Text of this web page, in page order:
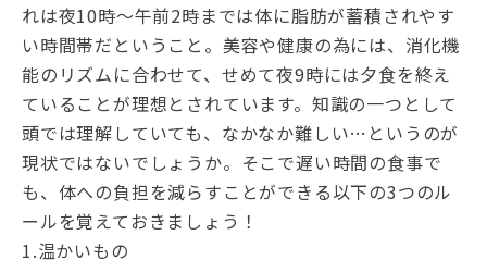
れは夜10時～午前2時までは体に脂肪が蓄積されやす
い時間帯だということ。美容や健康の為には、消化機
能のリズムに合わせて、せめて夜9時には夕食を終え
ていることが理想とされています。知識の一つとして
頭では理解していても、なかなか難しい…というのが
現状ではないでしょうか。そこで遅い時間の食事で
も、体への負担を減らすことができる以下の3つのル
ールを覚えておきましょう！
1.温かいもの